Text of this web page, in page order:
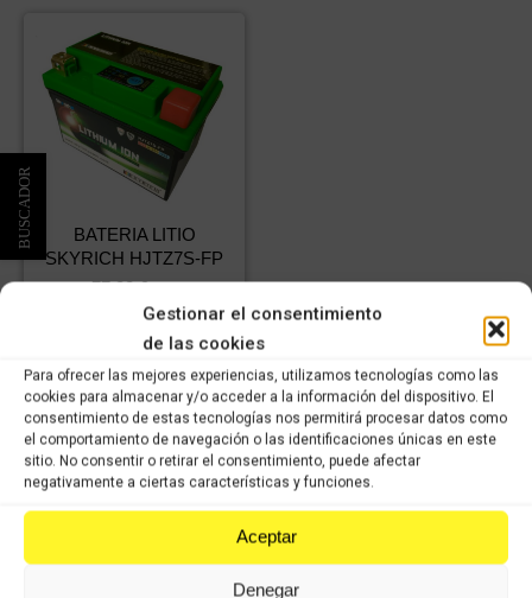
Gestionar el consentimiento
de las cookies
Para ofrecer las mejores experiencias, utilizamos tecnologías como las
cookies para almacenar y/o acceder a la información del dispositivo. El
consentimiento de estas tecnologías nos permitirá procesar datos como
el comportamiento de navegación o las identificaciones únicas en este
sitio. No consentir o retirar el consentimiento, puede afectar
negativamente a ciertas características y funciones.
Aceptar
Denegar
BATERIA LITIO
SKYRICH HJTZ7S-FP
77,32€ IVA
54,12€ IVA
incluido
Comprar